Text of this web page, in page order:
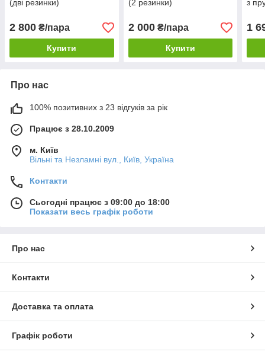
(дві резинки)
2 800 ₴/пара
Купити
(2 резинки)
2 000₴/пара
Купити
з
1
Про нас
100% позитивних з 23 відгуків за рік
Працює з 28.10.2009
м. Київ
Вільні та Незламні вул., Київ, Україна
Контакти
Сьогодні працює з 09:00 до 18:00
Показати весь графік роботи
Про нас
Контакти
Доставка та оплата
Графік роботи